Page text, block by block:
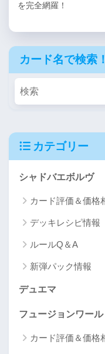
を完全網羅！
カード名で検索！
カテゴリー
シャドバエボルヴ
カード評価＆価格
デッキレシピ情報
ルールQ＆A
新弾パック情報
デュエマ
フュージョンワール
カード評価＆価格